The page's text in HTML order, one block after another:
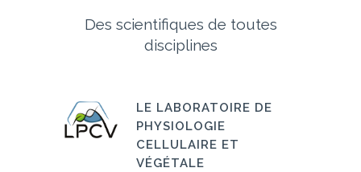
Des scientifiques de toutes
disciplines
LE LABORATOIRE DE
PHYSIOLOGIE
CELLULAIRE ET
VÉGÉTALE